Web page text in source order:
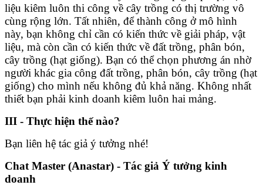
liệu kiêm luôn thi công về cây trồng có thị trường vô
cùng rộng lớn. Tất nhiên, để thành công ở mô hình
này, bạn không chỉ cần có kiến thức về giải pháp, vật
liệu, mà còn cần có kiến thức về đất trồng, phân bón,
cây trồng (hạt giống). Bạn có thể chọn phương án nhờ
người khác gia công đất trồng, phân bón, cây trồng (hạt
giống) cho mình nếu không đủ khả năng. Không nhất
thiết bạn phải kinh doanh kiêm luôn hai mảng.
III - Thực hiện thế nào?
Bạn liên hệ tác giả ý tưởng nhé!
Chat Master (Anastar) - Tác giả Ý tưởng kinh
doanh